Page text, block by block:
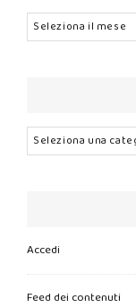
Archivi
Categorie
Accedi
Feed dei contenuti